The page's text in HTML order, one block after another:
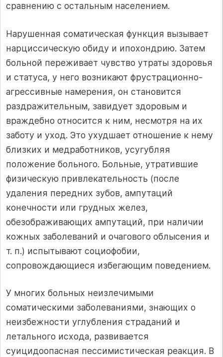
сравнению с остальным населением.
Нарушенная соматическая функция вызывает
нарциссическую обиду и ипохондрию. Затем
больной переживает чувство утраты здоровья
и статуса, у него возникают фрустрационно-
агрессивные намерения, он становится
раздражительным, завидует здоровым и
враждебно относится к ним, несмотря на их
заботу и уход. Это ухудшает отношение к нему
близких и медработников, усугубляя
положение больного. Больные, утратившие
физическую привлекательность (после
удаления передних зубов, ампутаций
конечности или грудных желез,
обезображивающих ампутаций, при наличии
кожных заболеваний и очагового облысения и
т. п.) испытывают социофобии,
сопровождающиеся избегающим поведением.
У многих больных неизлечимыми
соматическими заболеваниями, знающих о
неизбежности углубления страданий и
летального исхода, развивается
суицидоопасная пессимистическая реакция. В